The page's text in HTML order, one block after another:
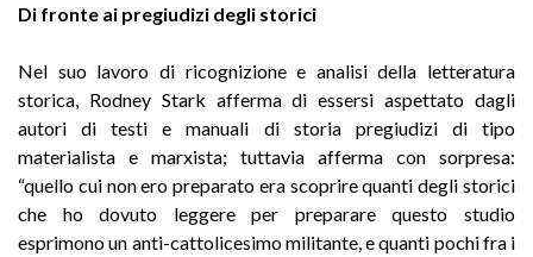
Di fronte ai pregiudizi degli storici
Nel suo lavoro di ricognizione e analisi della letteratura
storica, Rodney Stark afferma di essersi aspettato dagli
autori di testi e manuali di storia pregiudizi di tipo
materialista e marxista; tuttavia afferma con sorpresa:
“quello cui non ero preparato era scoprire quanti degli storici
che ho dovuto leggere per preparare questo studio
esprimono un anti-cattolicesimo militante, e quanti pochi fra i